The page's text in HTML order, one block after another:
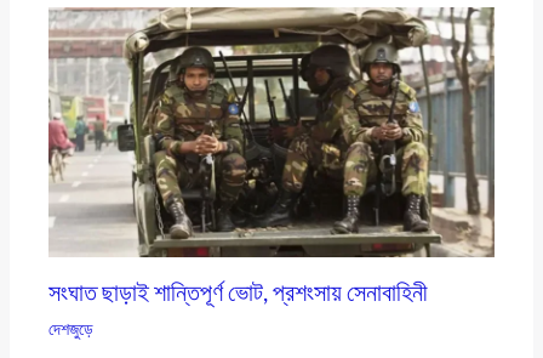
সংঘাত ছাড়াই শান্তিপূর্ণ ভোট, প্রশংসায় সেনাবাহিনী
দেশজুড়ে